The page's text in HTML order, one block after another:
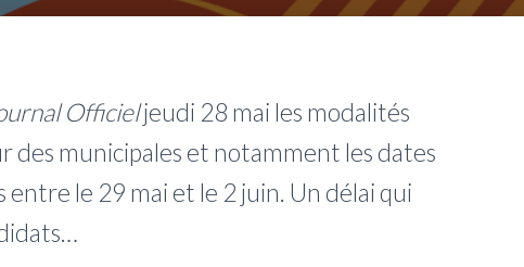
Officieljeudi 28 mai les modalités
des municipales et notamment les dates
le 29 mai et le 2 juin. Un délai qui